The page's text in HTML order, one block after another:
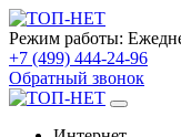
Режим работы:
+7 (499) 444-24-96
Обратный звонок